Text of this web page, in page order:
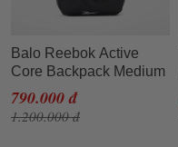
Balo Reebok Active
Core Backpack Medium
GP0176 Màu Đen
790.000 đ
1.200.000 đ